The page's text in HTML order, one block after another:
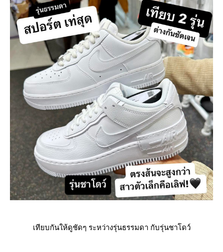
เทียบกันให้ดูชัดๆ ระหว่างรุ่นธรรมดา กับรุ่นชาโดว์